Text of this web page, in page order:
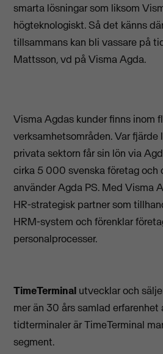
smarta lösningar som liksom
högteknologiskt. Så det känns
tillsammans kan bli vassare på
Mattsson, vd på Visma Agda.
Visma Agdas kunder finns inom
verksamhetsområden. Var fjärde
privata sektorn får sin lön via
cirka 5 000 svenska företag och
använder Agda PS. Med Visma
HR-strategisk partner som
HRM-system och förenklar
personalprocesser.
TimeTerminal utvecklar och
mer än 30 års samlad
tidterminaler är TimeTerminal
segment.